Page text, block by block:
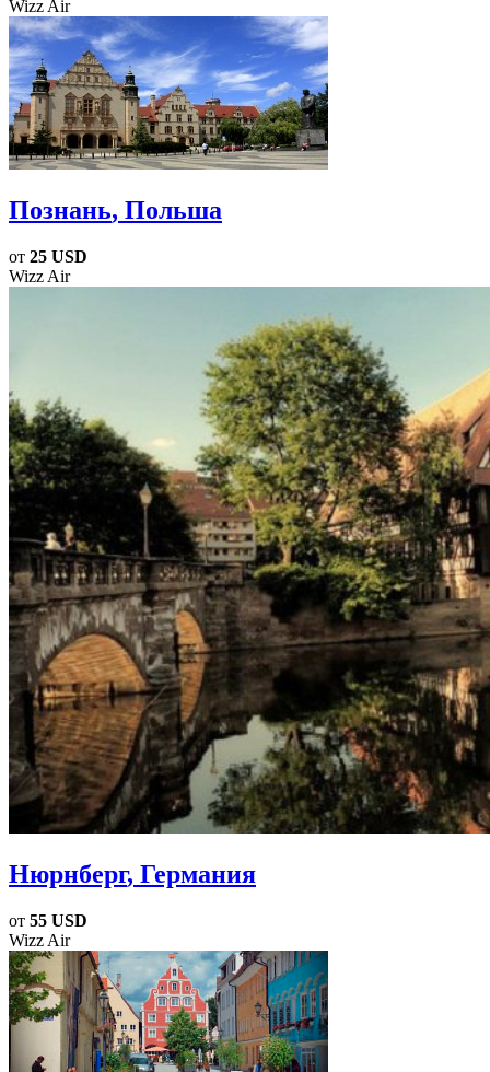
Wizz Air
Познань, Польша
от 25 USD
Wizz Air
Нюрнберг, Германия
от 55 USD
Wizz Air